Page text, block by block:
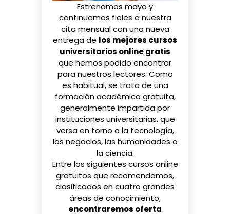
Estrenamos mayo y
continuamos fieles a nuestra
cita mensual con una nueva
entrega de los mejores cursos
universitarios online gratis
que hemos podido encontrar
para nuestros lectores. Como
es habitual, se trata de una
formación académica gratuita,
generalmente impartida por
instituciones universitarias, que
versa en torno a la tecnología,
los negocios, las humanidades o
la ciencia.
Entre los siguientes cursos online
gratuitos que recomendamos,
clasificados en cuatro grandes
áreas de conocimiento,
encontraremos oferta